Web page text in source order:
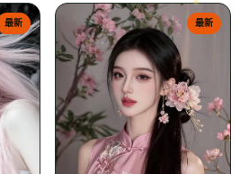
最新 最新